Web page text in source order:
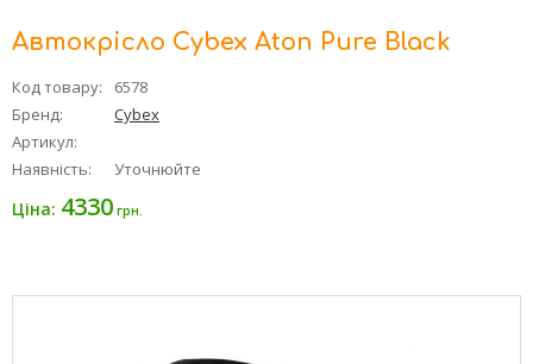
Автокрісло Cybex Aton Pure Black
Код товару:
6578
Бренд:
Cybex
Артикул:
Наявність:
Уточнюйте
Ціна: 4330 грн.